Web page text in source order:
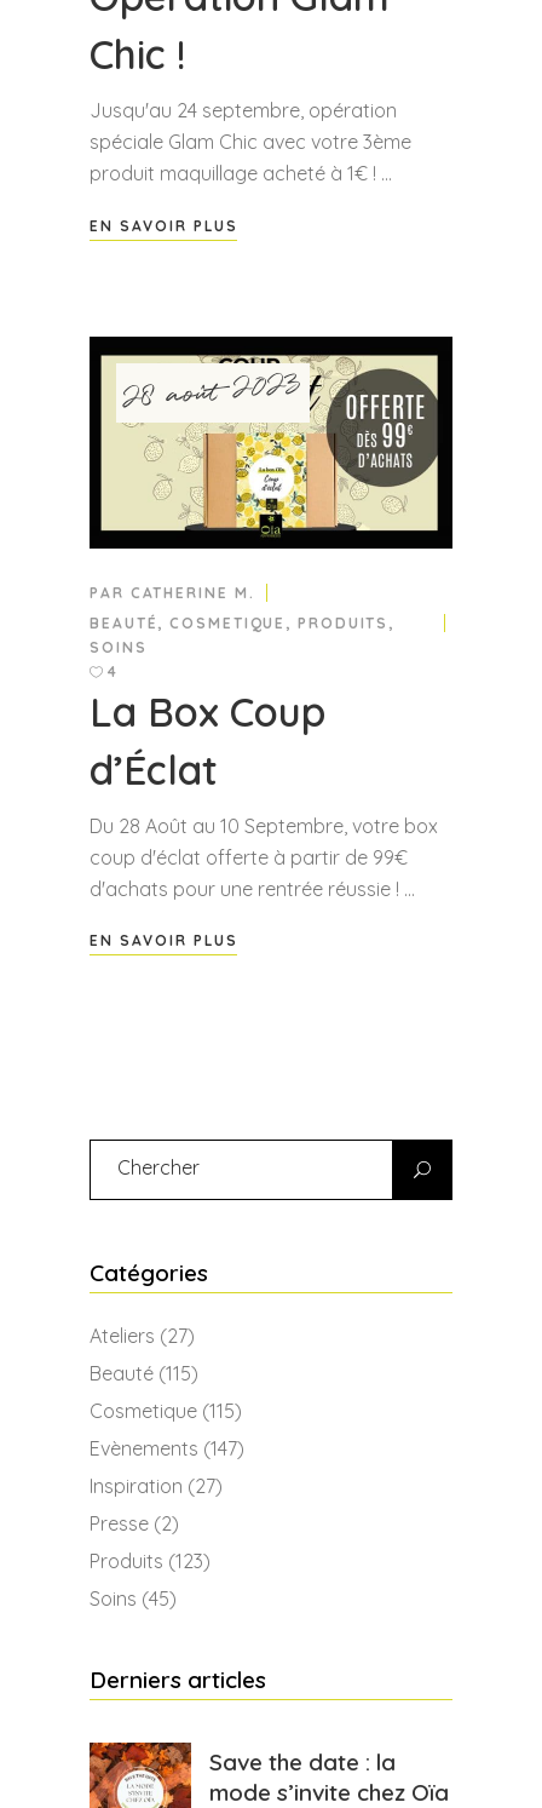
Chic !
Jusqu'au 24 septembre, opération
spéciale Glam Chic avec votre 3ème
produit maquillage acheté à 1€ !
EN SAVOIR PLUS
28 août 2023
PAR CATHERINE M.
BEAUTÉ ,COSMETIQUE ,PRODUITS ,
SOINS
4
La Box Coup
d’Éclat
Du 28 Août au 10 Septembre, votre box
coup d'éclat offerte à partir de 99€
d'achats pour une rentrée réussie !
EN SAVOIR PLUS
Catégories
Ateliers (27)
Beauté (115)
Cosmetique (115)
Evènements (147)
Inspiration (27)
Presse (2)
Produits (123)
Soins (45)
Derniers articles
Save the date : la
mode s’invite chez Oïa